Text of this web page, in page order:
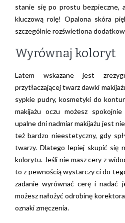
stanie się po prostu bezpieczne,
kluczową rolę! Opalona skóra
szczególnie rozświetlona
Wyrównaj koloryt
Latem wskazane jest
przytłaczającej twarz dawki
sypkie pudry, kosmetyki do
makijażu oczu możesz
upalne dni nadmiar makijażu jest
też bardzo nieestetyczny, gdy
twarzy. Dlatego lepiej skupić się
kolorytu. Jeśli nie masz cery z
to z pewnością wystarczy ci do
zadanie wyrównać cerę i nadać
możesz nałożyć odrobinę
oznaki zmęczenia.